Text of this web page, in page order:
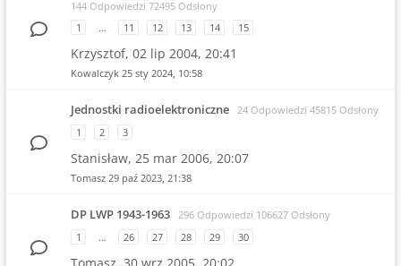
144 Odpowiedzi 72495 Odsłony
1
… 11 12 13 14 15
Krzysztof, 02 lip 2004, 20:41
Kowalczyk 25 sty 2024, 10:58
Jednostki radioelektroniczne 24 Odpowiedzi 45815 Odsłony
1
2 3
Stanisław, 25 mar 2006, 20:07
Tomasz 29 paź 2023, 21:38
DP LWP 1943-1963 296 Odpowiedzi 106627 Odsłony
1
… 26 27 28 29 30